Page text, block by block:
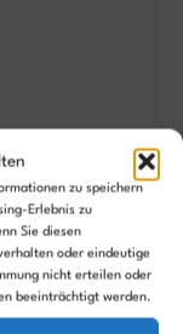
zu speichern
Erlebnis zu
Sie diesen
oder eindeutige
nicht erteilen oder
beeinträchtigt werden.